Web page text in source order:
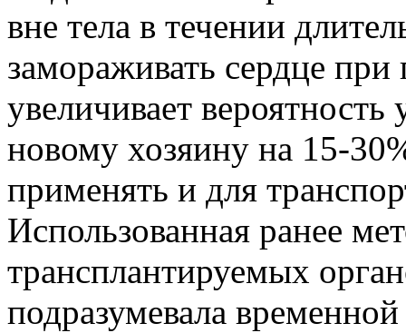
вне тела в течении
замораживать сердце при
увеличивает
новому хозяину на 15-
применять и для
Использованная ранее
трансплантируемых
подразумевала